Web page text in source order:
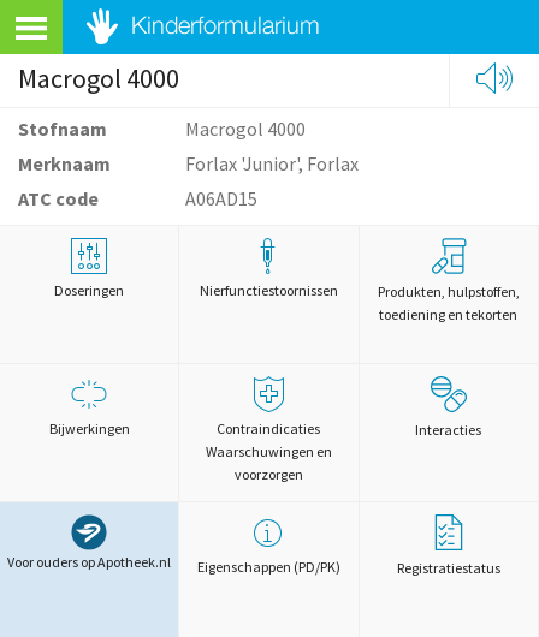
Macrogol 4000
Stofnaam
Macrogol 4000
Merknaam
Forlax 'Junior', Forlax
ATC code
A06AD15
Doseringen Nierfunctiestoornissen
Produkten, hulpstoffen,
toediening en tekorten
Bijwerkingen
Contraindicaties
Waarschuwingen en
voorzorgen
Interacties
Voor ouders op Apotheek.nl Eigenschappen (PD/PK) Registratiestatus